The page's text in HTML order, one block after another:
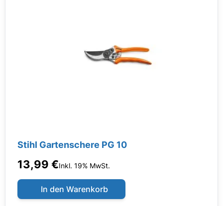
Stihl Gartenschere PG 10
13,99 €Inkl. 19% MwSt.
In den Warenkorb